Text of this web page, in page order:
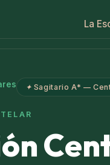
La
✦ Sagitario A* —